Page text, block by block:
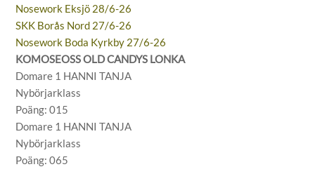
Nosework Eksjö 28/6-26
SKK Borås Nord 27/6-26
Nosework Boda Kyrkby 27/6-26
KOMOSEOSS OLD CANDYS LONKA
Domare 1 HANNI TANJA
Nybörjarklass
Poäng: 015
Domare 1 HANNI TANJA
Nybörjarklass
Poäng: 065